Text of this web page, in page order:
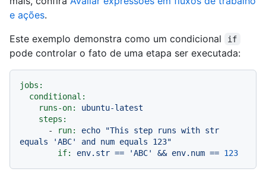
e ações.
Este exemplo demonstra como um condicional
if
pode controlar o fato de uma etapa ser executada:
jobs:
conditional:
runs-on:
ubuntu-latest
steps:
-
run: echo
"This step runs with str
equals 'ABC' and num equals 123"
if:
env.str == 'ABC' && env.num == 123